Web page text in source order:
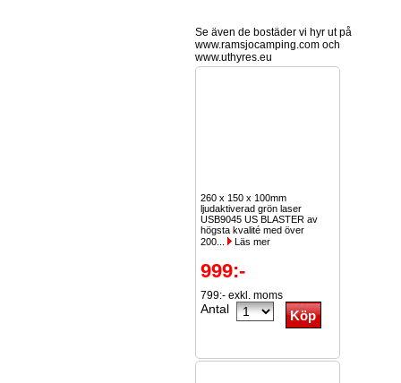
Se även de bostäder vi hyr ut på
www.ramsjocamping.com och
www.uthyres.eu
260 x 150 x 100mm
ljudaktiverad grön laser
USB9045 US BLASTER av
högsta kvalité med över
200...
Läs mer
999:-
799:- exkl. moms
Antal